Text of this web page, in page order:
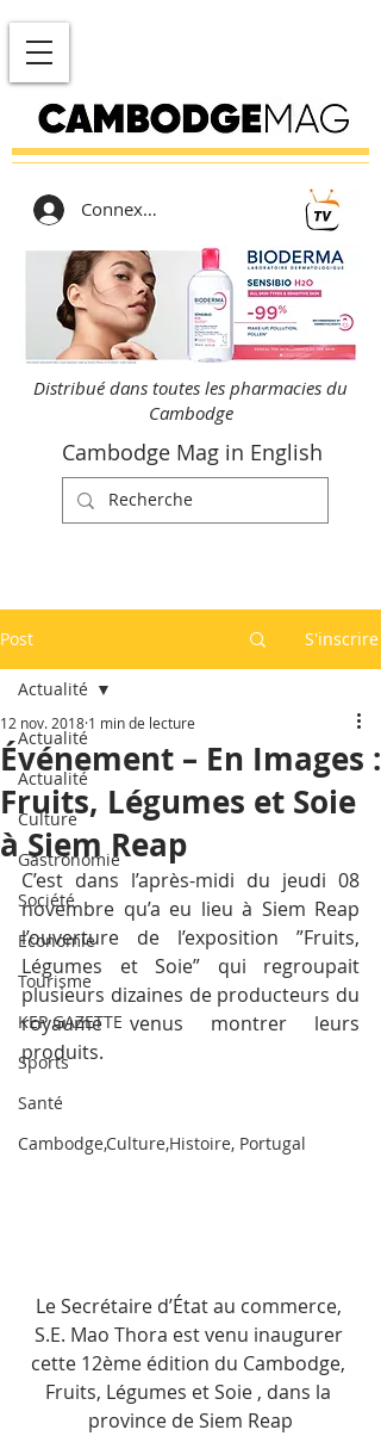
Connexion
Distribué dans toutes les pharmacies du
Cambodge
Cambodge Mag in English
Post S'inscrire
Actualité
Actualité
Culture
Gastronomie
Société
Economie
Tourisme
KEP GAZETTE
Sports
Santé
Cambodge,Culture,Histoire, Portugal
Actualité
Événement – En Images :
Fruits, Légumes et Soie
à Siem Reap
12 nov. 2018 1 min de lecture
C’est dans l’après-midi du jeudi 08
novembre qu’a eu lieu à Siem Reap
l’ouverture de l’exposition ”Fruits,
Légumes et Soie” qui regroupait
plusieurs dizaines de producteurs du
royaume venus montrer leurs
produits.
Le Secrétaire d’État au commerce,
S.E. Mao Thora est venu inaugurer
cette 12ème édition du Cambodge,
Fruits, Légumes et Soie , dans la
province de Siem Reap